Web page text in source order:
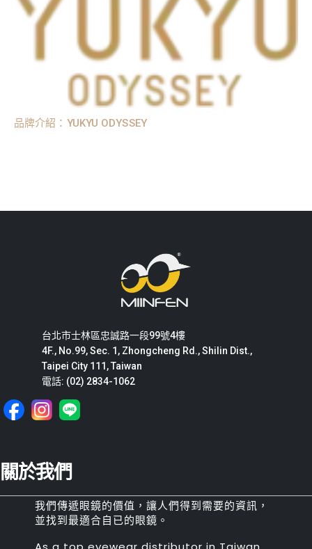
品牌介紹：YUKYU ODYSSEY
台北市士林區忠誠路一段99號4樓
4F., No.99, Sec. 1, Zhongcheng Rd., Shilin Dist.,
Taipei City 111, Taiwan
電話: (02) 2834-1062
關於我們
我們傳遞眼鏡的價值，讓人們得到需要的資訊，
並找到最適合自已的眼鏡。